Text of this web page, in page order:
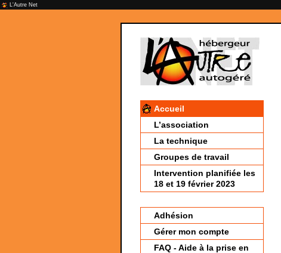
L'Autre Net
Accueil
L’association
La technique
Groupes de travail
Intervention planifiée les
18 et 19 février 2023
Adhésion
Gérer mon compte
FAQ - Aide à la prise en